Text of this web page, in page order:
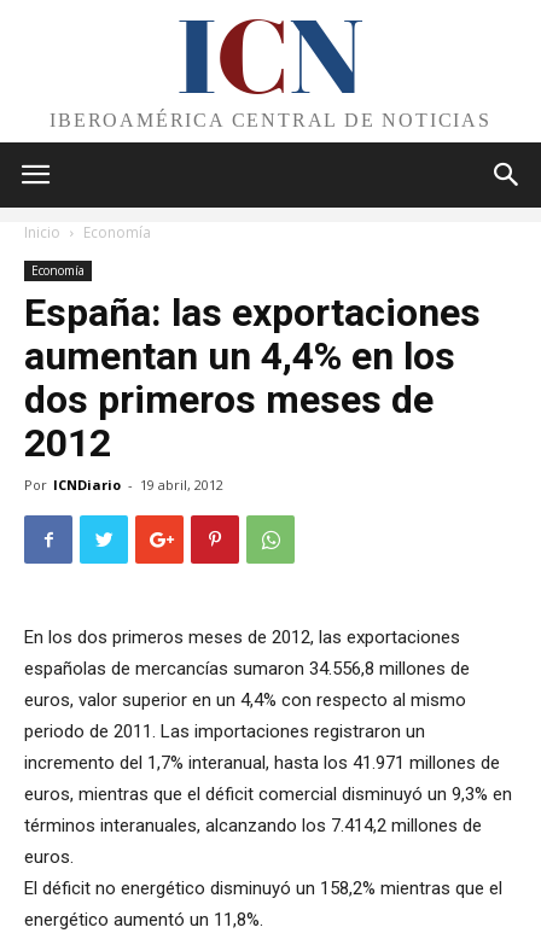
ICN
IBEROAMÉRICA CENTRAL DE NOTICIAS
Inicio Economía
Economía
España: las exportaciones
aumentan un 4,4% en los
dos primeros meses de
2012
Por ICNDiario - 19 abril, 2012
En los dos primeros meses de 2012, las exportaciones
españolas de mercancías sumaron 34.556,8 millones de
euros, valor superior en un 4,4% con respecto al mismo
periodo de 2011. Las importaciones registraron un
incremento del 1,7% interanual, hasta los 41.971 millones de
euros, mientras que el déficit comercial disminuyó un 9,3% en
términos interanuales, alcanzando los 7.414,2 millones de
euros.
El déficit no energético disminuyó un 158,2% mientras que el
energético aumentó un 11,8%.